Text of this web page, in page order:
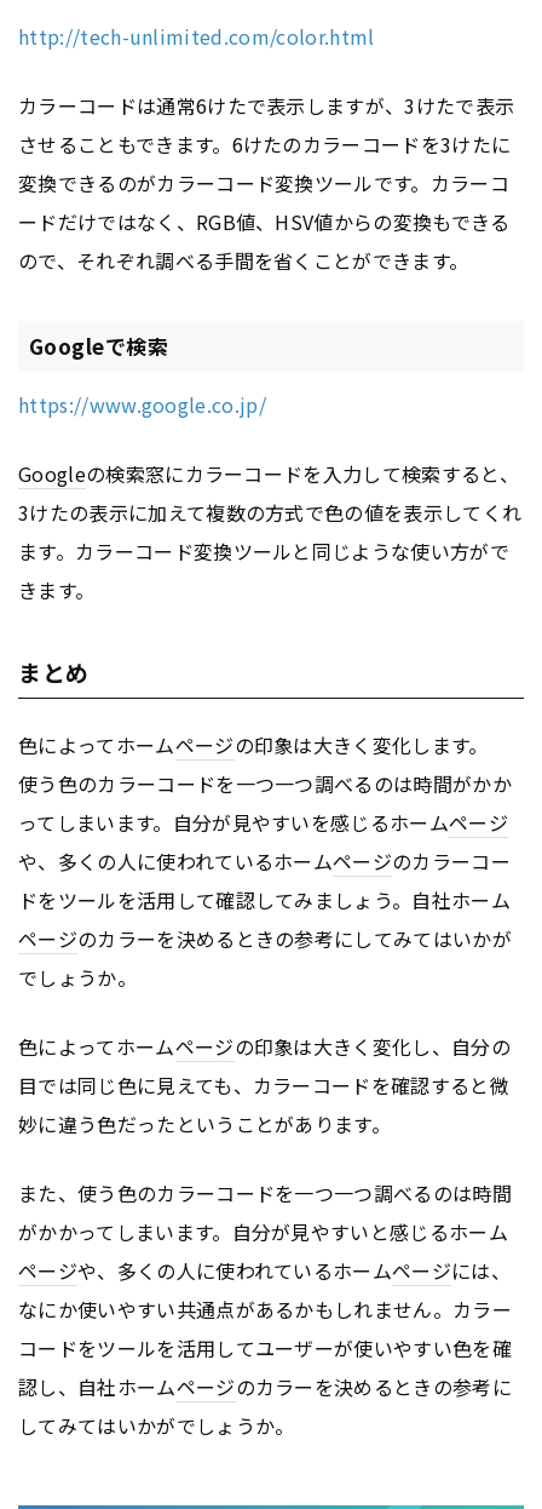
http://tech-unlimited.com/color.html
カラーコードは通常6けたで表示しますが、3けたで表示
させることもできます。6けたのカラーコードを3けたに
変換できるのがカラーコード変換ツールです。カラーコ
ードだけではなく、RGB値、HSV値からの変換もできる
ので、それぞれ調べる手間を省くことができます。
Googleで検索
https://www.google.co.jp/
Googleの検索窓にカラーコードを入力して検索すると、
3けたの表示に加えて複数の方式で色の値を表示してくれ
ます。カラーコード変換ツールと同じような使い方がで
きます。
まとめ
色によってホームページの印象は大きく変化します。
使う色のカラーコードを一つ一つ調べるのは時間がかか
ってしまいます。自分が見やすいを感じるホームページ
や、多くの人に使われているホームページのカラーコー
ドをツールを活用して確認してみましょう。自社ホーム
ページのカラーを決めるときの参考にしてみてはいかが
でしょうか。
色によってホームページの印象は大きく変化し、自分の
目では同じ色に見えても、カラーコードを確認すると微
妙に違う色だったということがあります。
また、使う色のカラーコードを一つ一つ調べるのは時間
がかかってしまいます。自分が見やすいと感じるホーム
ページや、多くの人に使われているホームページには、
なにか使いやすい共通点があるかもしれません。カラー
コードをツールを活用してユーザーが使いやすい色を確
認し、自社ホームページのカラーを決めるときの参考に
してみてはいかがでしょうか。